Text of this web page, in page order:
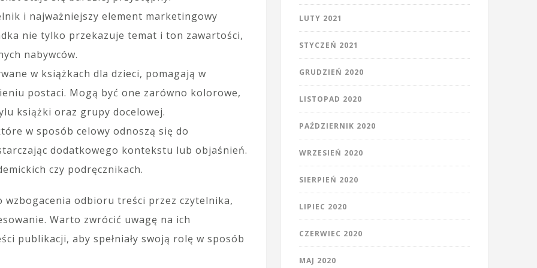
i najważniejszy element marketingowy
nie tylko przekazuje temat i ton zawartości,
nabywców.
w książkach dla dzieci, pomagają w
postaci. Mogą być one zarówno kolorowe,
książki oraz grupy docelowej.
w sposób celowy odnoszą się do
dodatkowego kontekstu lub objaśnień.
czy podręcznikach.
odbioru treści przez czytelnika,
Warto zwrócić uwagę na ich
publikacji, aby spełniały swoją rolę w sposób
LUTY 2021
STYCZEŃ 2021
GRUDZIEŃ 2020
LISTOPAD 2020
PAŹDZIERNIK 2020
WRZESIEŃ 2020
SIERPIEŃ 2020
LIPIEC 2020
CZERWIEC 2020
MAJ 2020